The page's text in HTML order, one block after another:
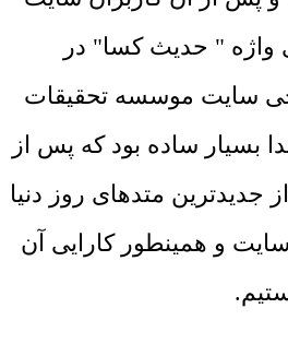
واژه " حدیث کسا" در
سایت موسسه تحقیقات
بسیار ساده بود که پس از
جدیدترین متدهای روز دنیا
و همینطور کارایی آن